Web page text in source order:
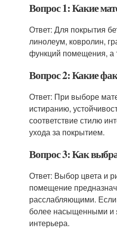
Вопрос 1: Какие
Ответ: Для покрытия
линолеум, ковролин,
функций помещения, а
Вопрос 2: Какие
Ответ: При выборе
истиранию,
соответствие стилю
ухода за покрытием.
Вопрос 3: Как
Ответ: Выбор цвета и
помещение
расслабляющими.
более насыщенными и
интерьера.